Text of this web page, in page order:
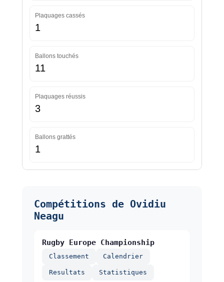
Plaquages cassés
1
Ballons touchés
11
Plaquages réussis
3
Ballons grattés
1
Compétitions de Ovidiu
Neagu
Rugby Europe Championship
Classement Calendrier
Resultats Statistiques